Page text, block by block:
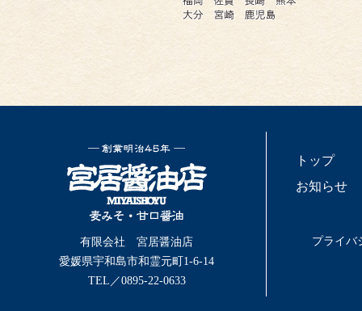
有限会社 宮居醤油店
愛媛県宇和島市和霊元町1-6-14
TEL／0895-22-0633
トップ
お知らせ
プライバ